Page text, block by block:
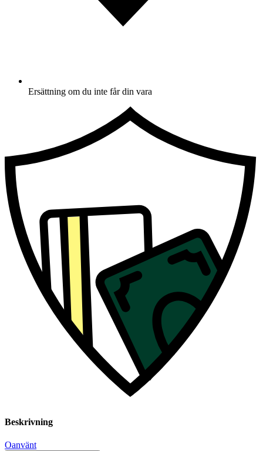
Ersättning om du inte får din vara
Beskrivning
Oanvänt